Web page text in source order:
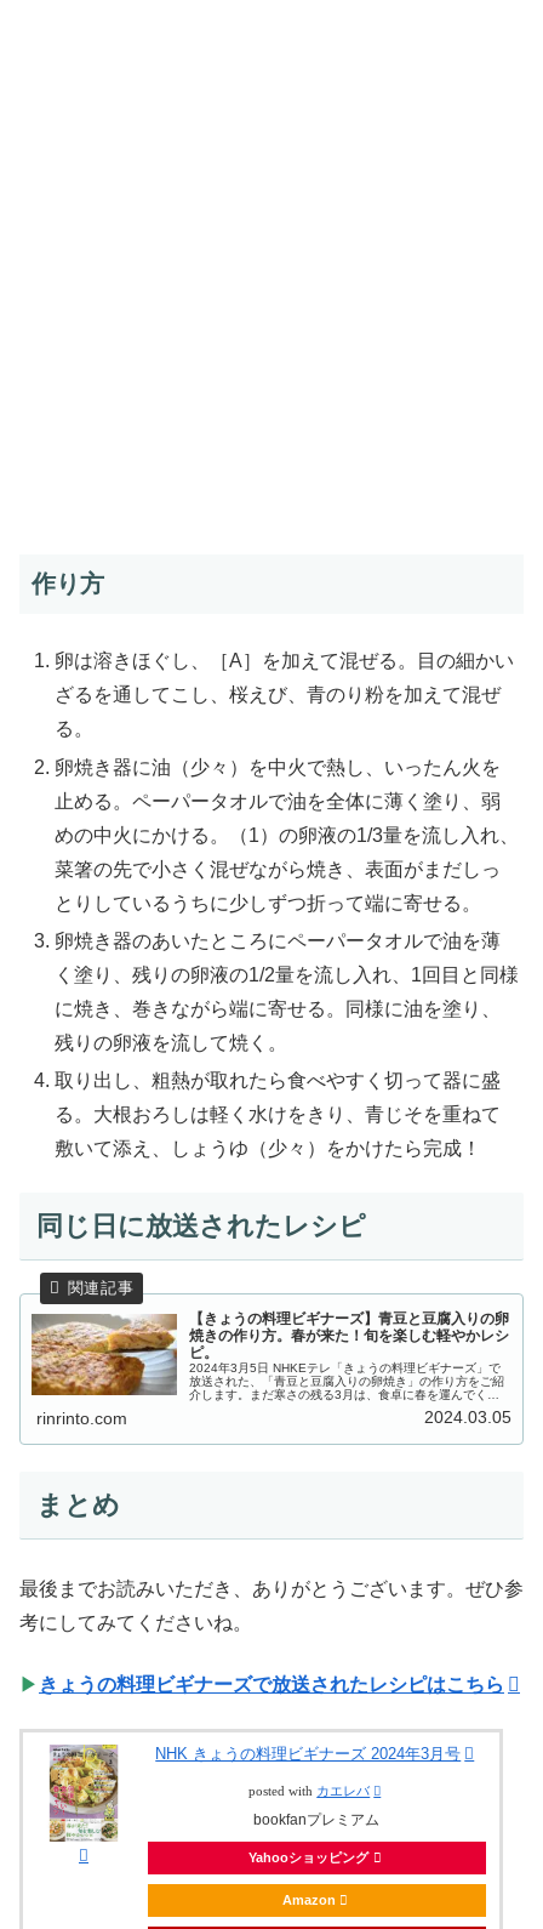
作り方
卵は溶きほぐし、［A］を加えて混ぜる。目の細かい
ざるを通してこし、桜えび、青のり粉を加えて混ぜ
る。
卵焼き器に油（少々）を中火で熱し、いったん火を
止める。ペーパータオルで油を全体に薄く塗り、弱
めの中火にかける。（1）の卵液の1/3量を流し入れ、
菜箸の先で小さく混ぜながら焼き、表面がまだしっ
とりしているうちに少しずつ折って端に寄せる。
卵焼き器のあいたところにペーパータオルで油を薄
く塗り、残りの卵液の1/2量を流し入れ、1回目と同様
に焼き、巻きながら端に寄せる。同様に油を塗り、
残りの卵液を流して焼く。
取り出し、粗熱が取れたら食べやすく切って器に盛
る。大根おろしは軽く水けをきり、青じそを重ねて
敷いて添え、しょうゆ（少々）をかけたら完成！
同じ日に放送されたレシピ
【きょうの料理ビギナーズ】青豆と豆腐入りの卵
焼きの作り方。春が来た！旬を楽しむ軽やかレシ
ピ。
2024年3月5日 NHKEテレ「きょうの料理ビギナーズ」で
放送された、「青豆と豆腐入りの卵焼き」の作り方をご紹
介します。まだ寒さの残る3月は、食卓に春を運んでくれ
rinrinto.com 2024.03.05
まとめ
最後までお読みいただき、ありがとうございます。ぜひ参
考にしてみてくださいね。
▶ きょうの料理ビギナーズで放送されたレシピはこちら
NHK きょうの料理ビギナーズ 2024年3月号
posted with カエレバ
bookfanプレミアム
Yahooショッピング
Amazon